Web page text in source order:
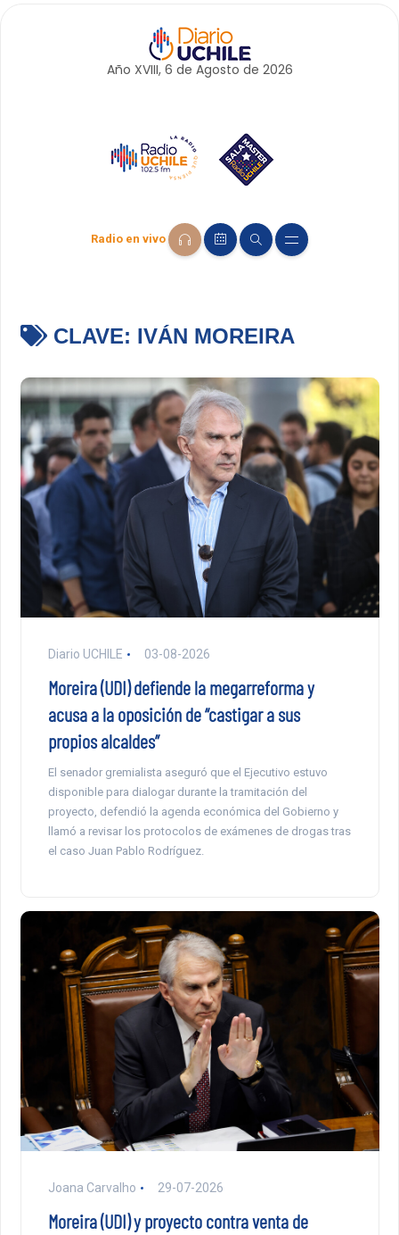
Año XVIII, 6 de Agosto de 2026
Radio en vivo
CLAVE: IVÁN MOREIRA
Diario UCHILE 03-08-2026
Moreira (UDI) defiende la megarreforma y
acusa a la oposición de “castigar a sus
propios alcaldes”
El senador gremialista aseguró que el Ejecutivo estuvo
disponible para dialogar durante la tramitación del
proyecto, defendió la agenda económica del Gobierno y
llamó a revisar los protocolos de exámenes de drogas tras
el caso Juan Pablo Rodríguez.
Joana Carvalho 29-07-2026
Moreira (UDI) y proyecto contra venta de